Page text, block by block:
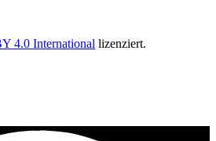
4.0 International lizenziert.